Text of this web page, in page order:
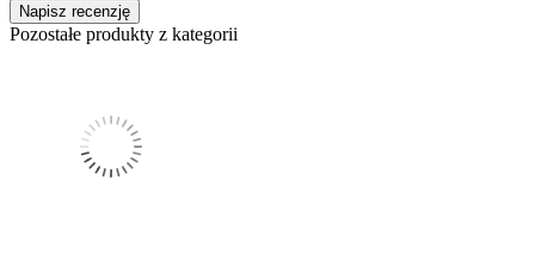
Napisz recenzję
Pozostałe produkty z kategorii